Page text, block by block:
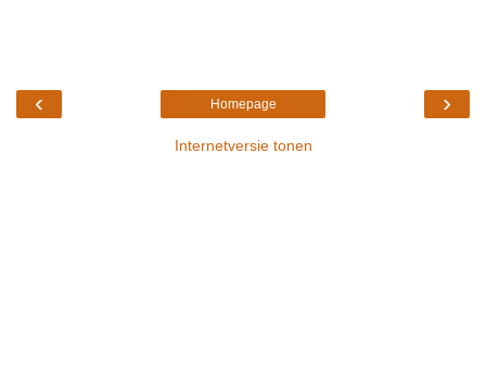
‹ ›
Homepage
Internetversie tonen